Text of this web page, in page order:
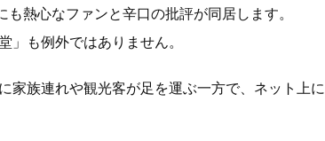
熱心なファンと辛口の批評が同居します。
も例外ではありません。
家族連れや観光客が足を運ぶ一方で、ネット上に